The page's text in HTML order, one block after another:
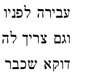
עבירה
וגם צריך
דוקא